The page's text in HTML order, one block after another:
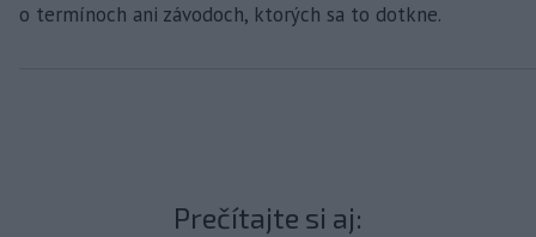
o termínoch ani závodoch, ktorých sa to dotkne.
Prečítajte si aj: